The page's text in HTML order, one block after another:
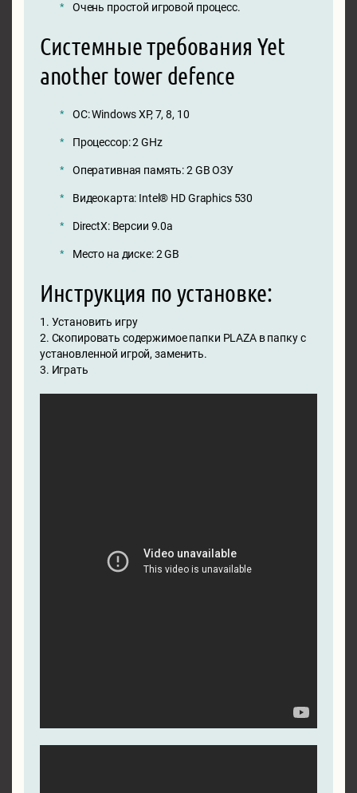
Очень простой игровой процесс.
Системные требования Yet
another tower defence
ОС: Windows XP, 7, 8, 10
Процессор: 2 GHz
Оперативная память: 2 GB ОЗУ
Видеокарта: Intel® HD Graphics 530
DirectX: Версии 9.0a
Место на диске: 2 GB
Инструкция по установке:
1. Установить игру
2. Скопировать содержимое папки PLAZA в папку с
установленной игрой, заменить.
3. Играть